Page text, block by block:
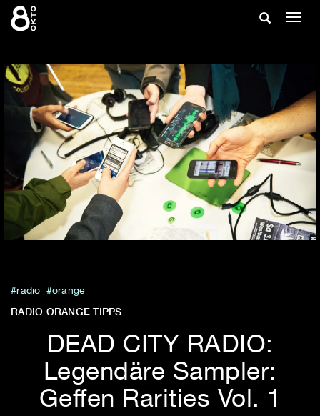
Zum
Inhalt
Suche
radio orange
RADIO ORANGE TIPPS
DEAD CITY RADIO:
Legendäre Sampler:
Geffen Rarities Vol. 1